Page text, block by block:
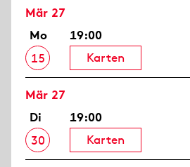
Mär 27
Mo
15
19:00
Karten
Mär 27
Di
30
19:00
Karten